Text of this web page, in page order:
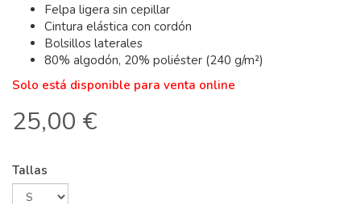
Felpa ligera sin cepillar
Cintura elástica con cordón
Bolsillos laterales
80% algodón, 20% poliéster (240 g/m²)
Solo está disponible para venta online
25,00 €
Tallas